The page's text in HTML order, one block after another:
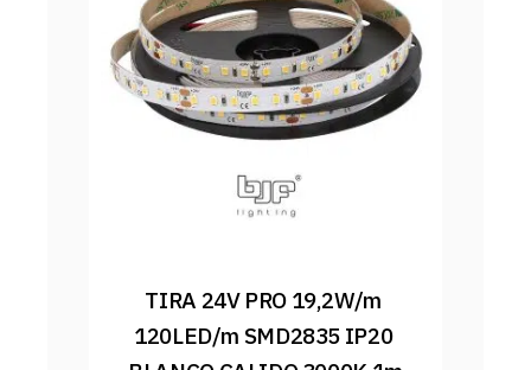
TIRA 24V PRO 19,2W/m
120LED/m SMD2835 IP20